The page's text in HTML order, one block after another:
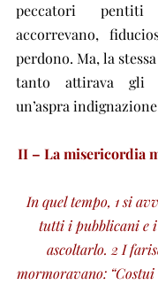
peccatori
accorrevano,
perdono. Ma, la
tanto attirava gli
un’aspra
II – La misericordia
In quel tempo, 1 si
tutti i pubblicani e
ascoltarlo. 2 I
mormoravano: